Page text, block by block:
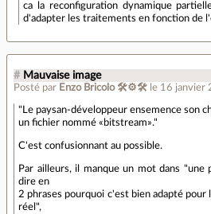
ca la reconfiguration dynamique
d'adapter les traitements en fonction de
# Mauvaise image
Posté par Enzo Bricolo 🛠⚙🛠 le 16 janvier
"Le paysan-développeur ensemence son
un fichier nommé «bitstream»."
C'est confusionnant au possible.
Par ailleurs, il manque un mot dans
dire en
2 phrases pourquoi c'est bien adapté
réel",